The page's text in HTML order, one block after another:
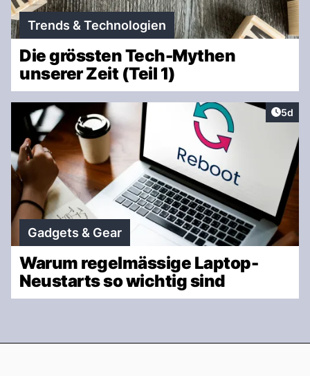
Trends & Technologien
Die grössten Tech-Mythen
unserer Zeit (Teil 1)
5d
Gadgets & Gear
Warum regelmässige Laptop-
Neustarts so wichtig sind